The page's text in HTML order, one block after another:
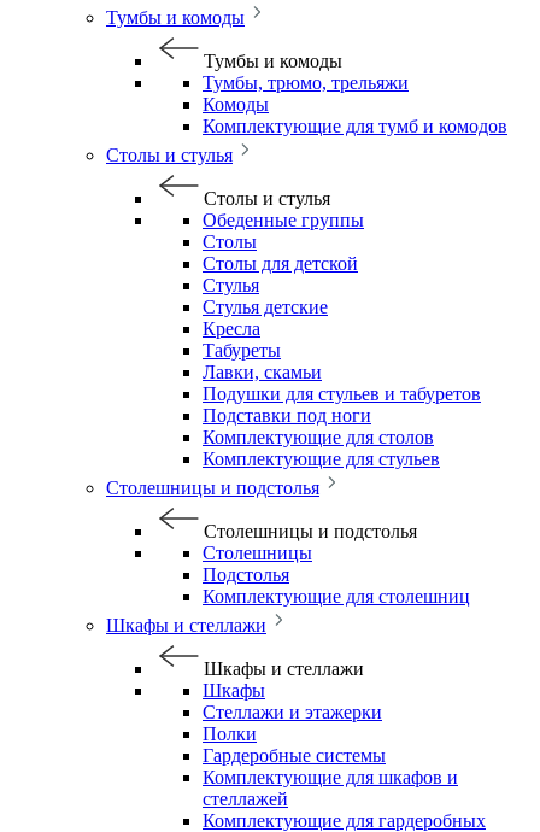
Тумбы и комоды
Тумбы и комоды
Тумбы, трюмо, трельяжи
Комоды
Комплектующие для тумб и комодов
Столы и стулья
Столы и стулья
Обеденные группы
Столы
Столы для детской
Стулья
Стулья детские
Кресла
Табуреты
Лавки, скамьи
Подушки для стульев и табуретов
Подставки под ноги
Комплектующие для столов
Комплектующие для стульев
Столешницы и подстолья
Столешницы и подстолья
Столешницы
Подстолья
Комплектующие для столешниц
Шкафы и стеллажи
Шкафы и стеллажи
Шкафы
Стеллажи и этажерки
Полки
Гардеробные системы
Комплектующие для шкафов и
стеллажей
Комплектующие для гардеробных